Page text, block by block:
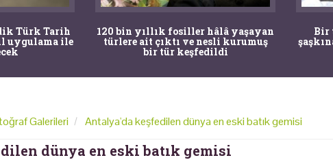
Türk Tarih
uygulama ile
120 bin yıllık fosiller hâlâ yaşayan
türlere ait çıktı ve nesli kurumuş
bir tür keşfedildi
Bir
Galerileri Antalya'da keşfedilen dünya en eski batık gemisi
dünya en eski batık gemisi